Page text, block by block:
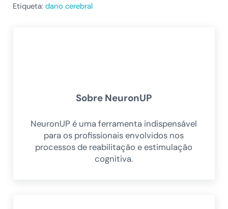
Etiqueta: dano cerebral
Sobre NeuronUP
NeuronUP é uma ferramenta indispensável
para os profissionais envolvidos nos
processos de reabilitação e estimulação
cognitiva.